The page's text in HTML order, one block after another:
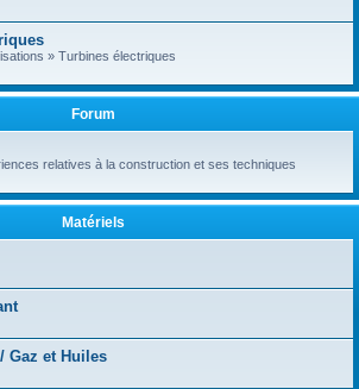
» Turbines électriques
Forum
relatives à la construction et ses techniques
Matériels
Gaz et Huiles